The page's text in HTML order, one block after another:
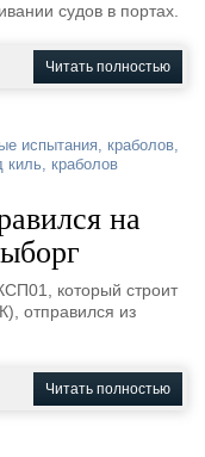
судов в портах.
Читать полностью
испытания, краболов,
киль, краболов
на
который строит
отправился из
Читать полностью